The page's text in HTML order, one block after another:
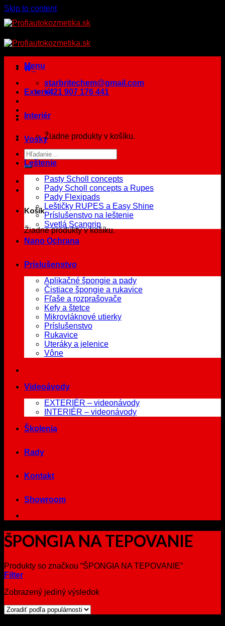
Skip to content
Menu
starbritechem@gmail.com
+421 907 176 441
Žiadne produkty v košíku.
Košík
Žiadne produkty v košíku.
Exteriér
Interiér
Vosky
Leštenie
Pasty Scholl concepts
Pady Scholl concepts a Rupes
Pady Flexipads
Leštičky RUPES a Easy Shine
Príslušenstvo na leštenie
Svetlá Scangrip
Nano Ochrana
Príslušenstvo
Aplikačné špongie a pady
Čistiace špongie a rukavice
Fľaše a rozprašovače
Kefy a štetce
Mikrovláknové utierky
Príslušenstvo
Rukavice
Uteráky a jelenice
Vône
Videoávody
EXTERIÉR – videonávody
INTERIÉR – videonávody
Školenia
Rady
Kontakt
Showroom
ŠPONGIA NA TEPOVANIE
Produkty so značkou “ŠPONGIA NA TEPOVANIE”
Filter
Zobrazený jediný výsledok